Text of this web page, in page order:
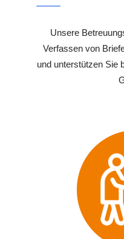
Unsere
Verfassen von
und unterstützen Sie